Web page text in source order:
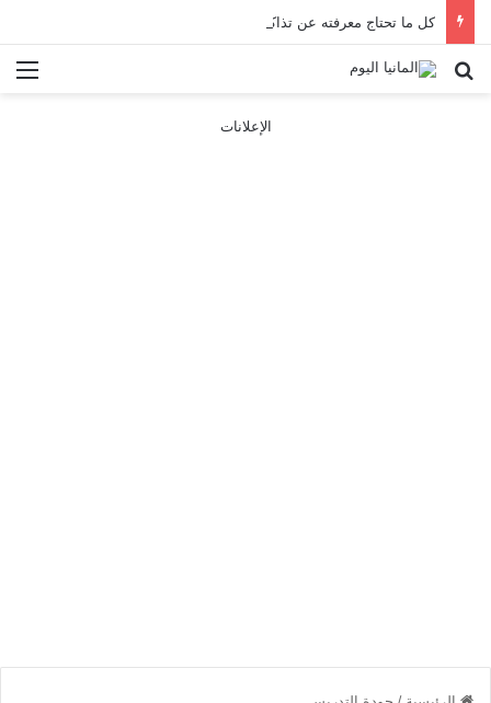
كل ما تحتاج معرفته عن تذاكر ووسائل النقل في باريس 2025
بحث عن
الإعلانات